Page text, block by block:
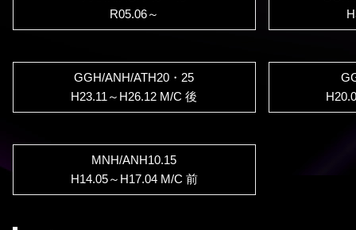
R05.06～
GGH/ANH/ATH20・25
H23.11～H26.12 M/C 後
MNH/ANH10.15
H14.05～H17.04 M/C 前